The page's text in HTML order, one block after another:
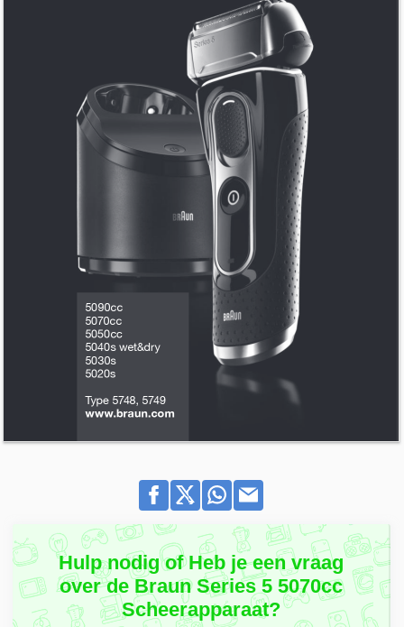
Hulp nodig of Heb je een vraag
over de Braun Series 5 5070cc
Scheerapparaat?